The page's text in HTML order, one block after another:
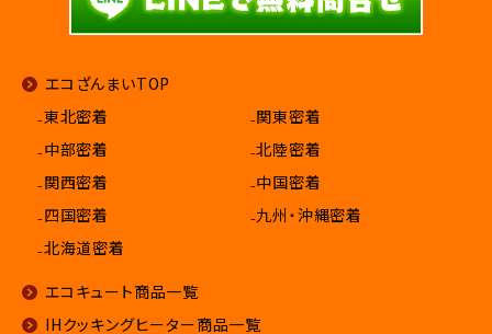
エコざんまいTOP
₋東北密着
₋関東密着
₋中部密着
₋北陸密着
₋関西密着
₋中国密着
₋四国密着
₋九州・沖縄密着
₋北海道密着
エコキュート商品一覧
IHクッキングヒーター商品一覧